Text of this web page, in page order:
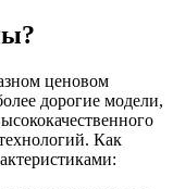
ценовом
дорогие модели,
Как